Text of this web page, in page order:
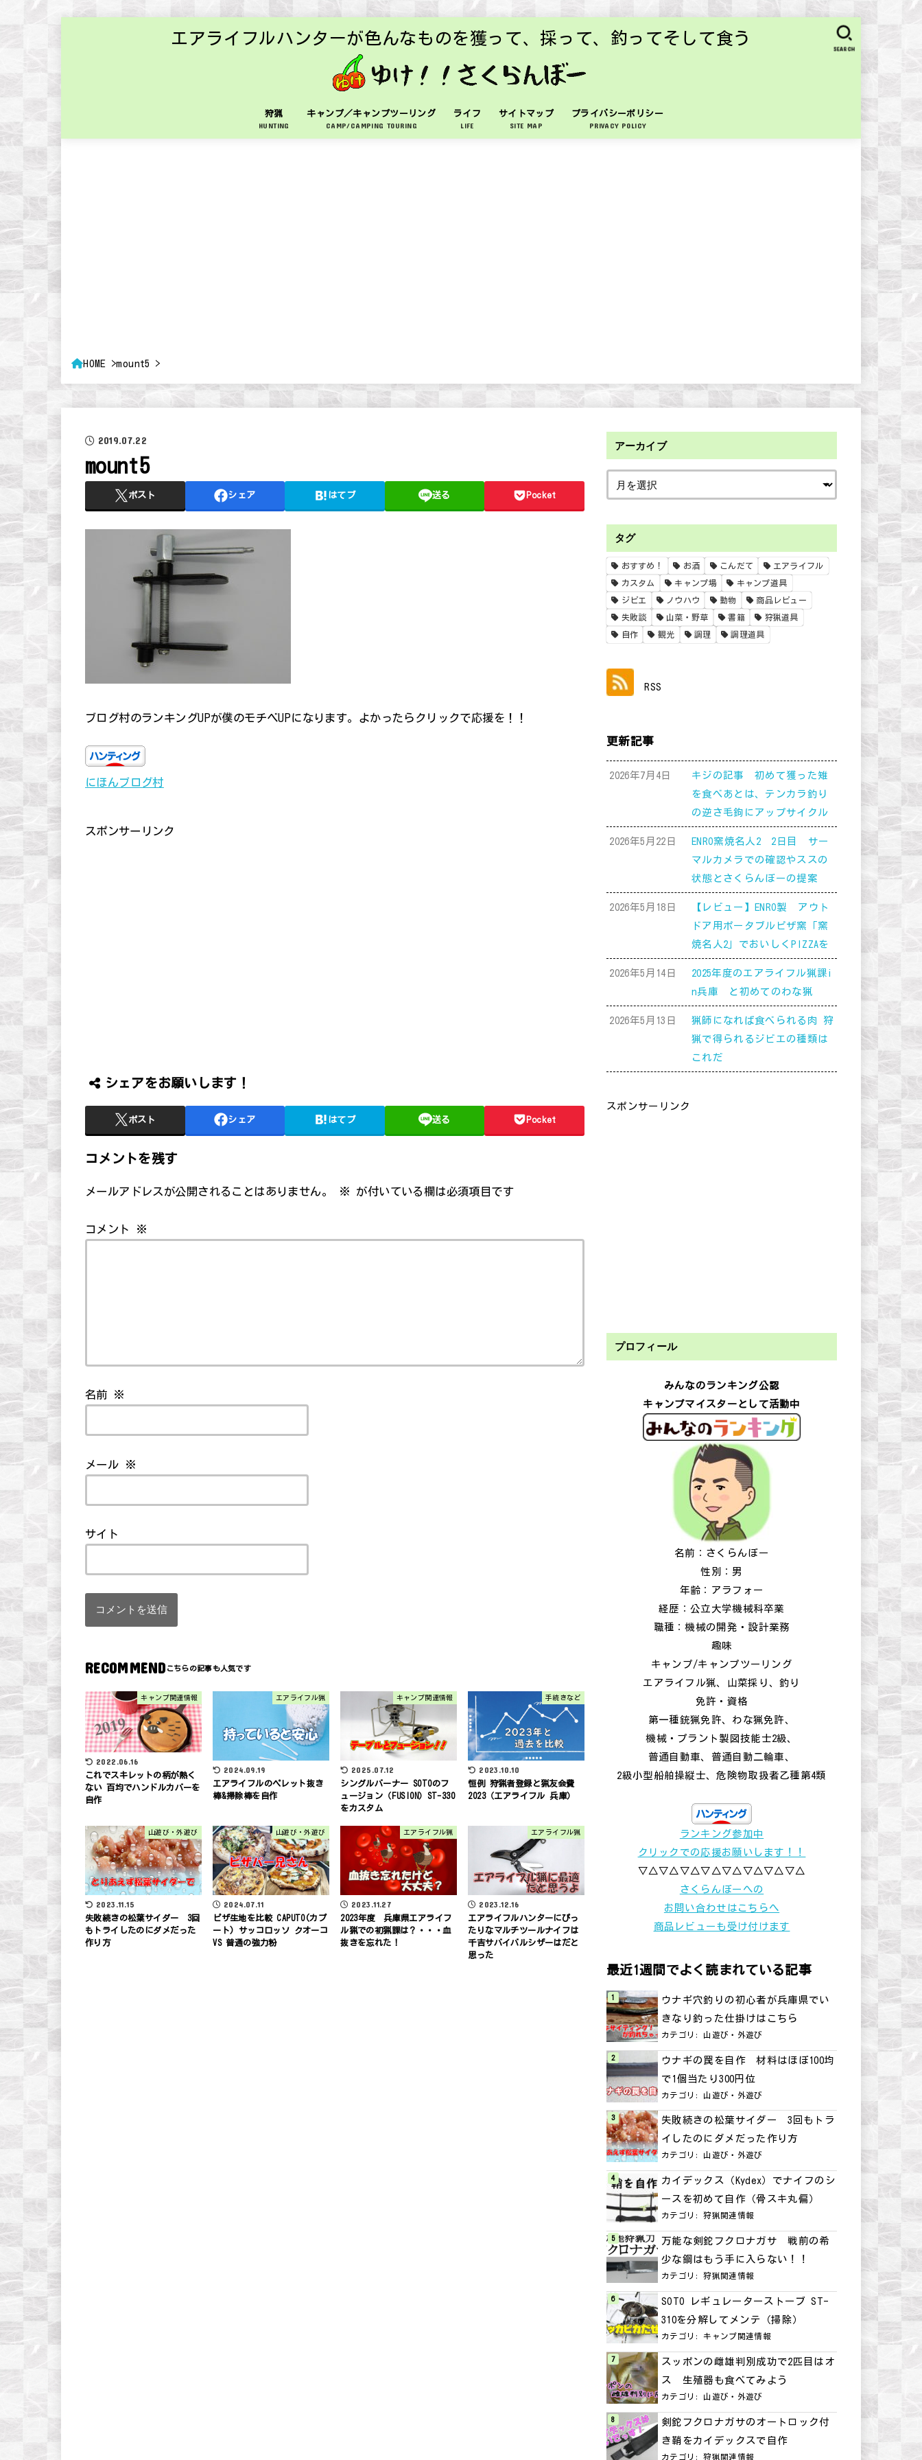
エアライフルハンターが色んなものを獲って、採って、釣ってそして食う
狩猟
HUNTING
キャンプ／キャンプツーリング
CAMP/CAMPING TOURING
ライフ
LIFE
サイトマップ
SITE MAP
プライバシーポリシー
PRIVACY POLICY
SEARCH
HOME mount5
2019.07.22
mount5
ポスト シェア はてブ 送る Pocket
ブログ村のランキングUPが僕のモチベUPになります。よかったらクリックで応援を！！
にほんブログ村
スポンサーリンク
シェアをお願いします！
ポスト シェア はてブ 送る Pocket
コメントを残す
メールアドレスが公開されることはありません。 ※ が付いている欄は必須項目です
コメント ※
名前 ※
メール ※
サイト
RECOMMEND
キャンプ関連情報
2022.06.16
これでスキレットの柄が熱く
ない 百均でハンドルカバーを
自作
エアライフル猟
2024.09.19
エアライフルのペレット抜き
棒&掃除棒を自作
キャンプ関連情報
2025.07.12
シングルバーナー SOTOのフ
ュージョン（FUSION）ST-330
をカスタム
手続きなど
2023.10.10
恒例 狩猟者登録と猟友会費
2023（エアライフル 兵庫）
山遊び・外遊び
2023.11.15
失敗続きの松葉サイダー 3回
もトライしたのにダメだった
作り方
山遊び・外遊び
2024.07.11
ピザ生地を比較 CAPUTO(カプ
ート) サッコロッソ クオーコ
VS 普通の強力粉
エアライフル猟
2023.11.27
2023年度 兵庫県エアライフ
ル猟での初猟課は？・・・血
抜きを忘れた！
エアライフル猟
2023.12.16
エアライフルハンターにぴっ
たりなマルチツールナイフは
千吉サバイバルシザーはだと
思った
アーカイブ
タグ
おすすめ！ お酒 こんだて エアライフル
カスタム キャンプ場 キャンプ道具
ジビエ ノウハウ 動物 商品レビュー
失敗談 山菜・野草 書籍 狩猟道具
自作 観光 調理 調理道具
RSS
更新記事
2026年7月4日
キジの記事 初めて獲った雉
を食べあとは、テンカラ釣り
の逆さ毛鉤にアップサイクル
2026年5月22日
ENRO窯焼名人2 2日目 サー
マルカメラでの確認やススの
状態とさくらんぼーの提案
2026年5月18日
【レビュー】ENRO製 アウト
ドア用ポータブルピザ窯「窯
焼名人2」でおいしくPIZZAを
2026年5月14日
2025年度のエアライフル猟課i
n兵庫 と初めてのわな猟
2026年5月13日
猟師になれば食べられる肉 狩
猟で得られるジビエの種類は
これだ
スポンサーリンク
プロフィール
みんなのランキング公認
キャンプマイスターとして活動中
名前：さくらんぼー
性別：男
年齢：アラフォー
経歴：公立大学機械科卒業
職種：機械の開発・設計業務
趣味
キャンプ/キャンプツーリング
エアライフル猟、山菜採り、釣り
免許・資格
第一種銃猟免許、わな猟免許、
機械・プラント製図技能士2級、
普通自動車、普通自動二輪車、
2級小型船舶操縦士、危険物取扱者乙種第4類
ランキング参加中
クリックでの応援お願いします！！
▽△▽△▽△▽△▽△▽△▽△▽△
さくらんぼーへの
お問い合わせはこちらへ
商品レビューも受け付けます
最近1週間でよく読まれている記事
ウナギ穴釣りの初心者が兵庫県でい
きなり釣った仕掛けはこちら
カテゴリ: 山遊び・外遊び
ウナギの罠を自作 材料はほぼ100均
で1個当たり300円位
カテゴリ: 山遊び・外遊び
失敗続きの松葉サイダー 3回もトラ
イしたのにダメだった作り方
カテゴリ: 山遊び・外遊び
カイデックス（Kydex）でナイフのシ
ースを初めて自作（骨スキ丸偏）
カテゴリ:狩猟関連情報
万能な剣鉈フクロナガサ 戦前の希
少な鋼はもう手に入らない！！
カテゴリ:狩猟関連情報
SOTO レギュレーターストーブ ST-
310を分解してメンテ（掃除）
カテゴリ:キャンプ関連情報
スッポンの雌雄判別成功で2匹目はオ
ス 生殖器も食べてみよう
カテゴリ: 山遊び・外遊び
剣鉈フクロナガサのオートロック付
き鞘をカイデックスで自作
カテゴリ:狩猟関連情報